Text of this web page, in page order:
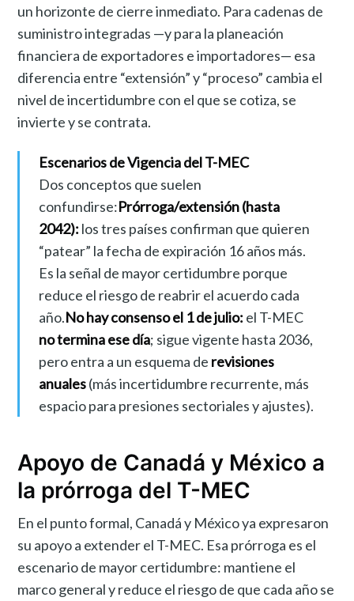
un horizonte de cierre inmediato. Para cadenas de
suministro integradas —y para la planeación
financiera de exportadores e importadores— esa
diferencia entre “extensión” y “proceso” cambia el
nivel de incertidumbre con el que se cotiza, se
invierte y se contrata.
Escenarios de Vigencia del T-MEC
Dos conceptos que suelen
confundirse:Prórroga/extensión (hasta
2042): los tres países confirman que quieren
“patear” la fecha de expiración 16 años más.
Es la señal de mayor certidumbre porque
reduce el riesgo de reabrir el acuerdo cada
año.No hay consenso el 1 de julio: el T-MEC
no termina ese día; sigue vigente hasta 2036,
pero entra a un esquema de revisiones
anuales(más incertidumbre recurrente, más
espacio para presiones sectoriales y ajustes).
Apoyo de Canadá y México a
la prórroga del T-MEC
En el punto formal, Canadá y México ya expresaron
su apoyo a extender el T-MEC. Esa prórroga es el
escenario de mayor certidumbre: mantiene el
marco general y reduce el riesgo de que cada año se